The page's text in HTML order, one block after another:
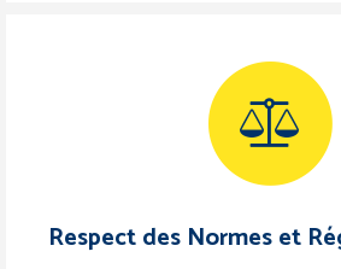
Respect des Normes et